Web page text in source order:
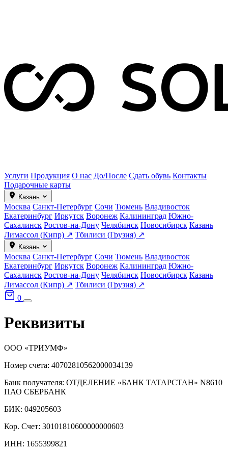
Услуги Продукция О нас До/После Сдать обувь Контакты
Подарочные карты
Казань
Москва Санкт-Петербург Сочи Тюмень Владивосток
Екатеринбург Иркутск Воронеж Калининград Южно-
Сахалинск Ростов-на-Дону Челябинск Новосибирск Казань
Лимассол (Кипр) ↗ Тбилиси (Грузия) ↗
Казань
Москва Санкт-Петербург Сочи Тюмень Владивосток
Екатеринбург Иркутск Воронеж Калининград Южно-
Сахалинск Ростов-на-Дону Челябинск Новосибирск Казань
Лимассол (Кипр) ↗ Тбилиси (Грузия) ↗
0
Реквизиты
ООО «ТРИУМФ»
Номер счета: 40702810562000034139
Банк получателя: ОТДЕЛЕНИЕ «БАНК ТАТАРСТАН» N8610
ПАО СБЕРБАНК
БИК: 049205603
Кор. Счет: 30101810600000000603
ИНН: 1655399821